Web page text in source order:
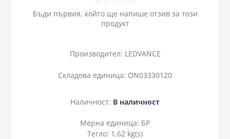
Бъди първия, който ще напише отзив за този
продукт
Производител: LEDVANCE
Складова единица: ON03330120
Наличност: В наличност
Мерна единица: БР
Тегло: 1,62 kg(s)